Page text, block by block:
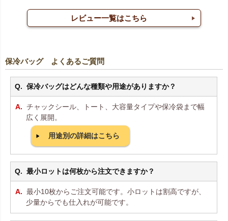
レビュー一覧はこちら
保冷バッグ よくあるご質問
保冷バッグはどんな種類や用途がありますか？
チャックシール、トート、大容量タイプや保冷袋まで幅
広く展開。
用途別の詳細はこちら
最小ロットは何枚から注文できますか？
最小10枚からご注文可能です。小ロットは割高ですが、
少量からでも仕入れが可能です。